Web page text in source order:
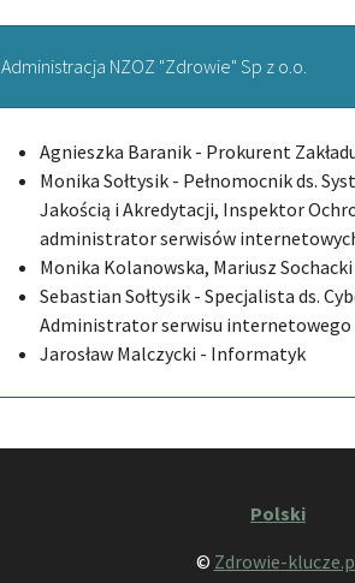
Administracja NZOZ "Zdrowie" Sp z o.o.
Agnieszka Baranik - Prokurent
Monika Sołtysik - Pełnomocnik ds.
Jakością i Akredytacji, Inspektor
administrator serwisów
Monika Kolanowska, Mariusz
Sebastian Sołtysik - Specjalista ds.
Administrator serwisu
Jarosław Malczycki - Informatyk
Polski
© Zdrowie-